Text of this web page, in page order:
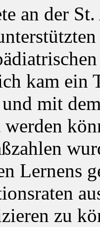
an der
kam ein
mit
Lernens
zu